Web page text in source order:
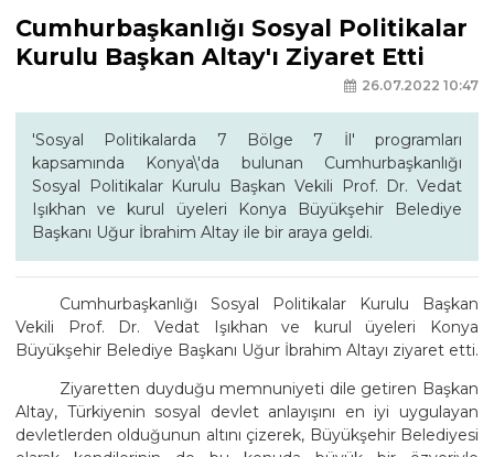
Cumhurbaşkanlığı Sosyal Politikalar
Kurulu Başkan Altay'ı Ziyaret Etti
26.07.2022 10:47
'Sosyal Politikalarda 7 Bölge 7 İl' programları
kapsamında Konya\'da bulunan Cumhurbaşkanlığı
Sosyal Politikalar Kurulu Başkan Vekili Prof. Dr. Vedat
Işıkhan ve kurul üyeleri Konya Büyükşehir Belediye
Başkanı Uğur İbrahim Altay ile bir araya geldi.
Cumhurbaşkanlığı Sosyal Politikalar Kurulu Başkan
Vekili Prof. Dr. Vedat Işıkhan ve kurul üyeleri Konya
Büyükşehir Belediye Başkanı Uğur İbrahim Altayı ziyaret etti.
Ziyaretten duyduğu memnuniyeti dile getiren Başkan
Altay, Türkiyenin sosyal devlet anlayışını en iyi uygulayan
devletlerden olduğunun altını çizerek, Büyükşehir Belediyesi